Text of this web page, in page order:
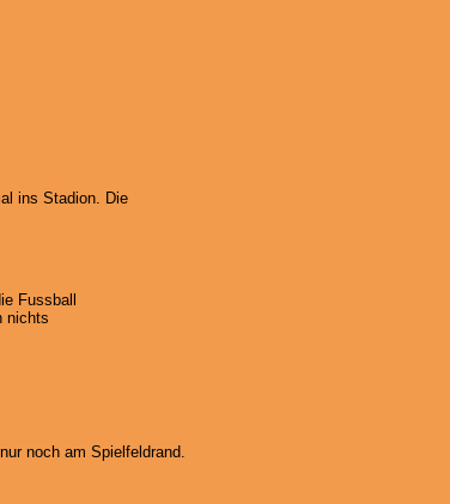
ins Stadion. Die
Fussball
nichts
noch am Spielfeldrand.